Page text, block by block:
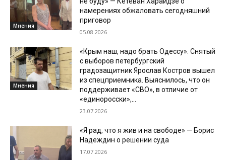
Мнения
намерениях обжаловать сегодняшний
приговор
05.08.2026
Мнения
«Крым наш, надо брать Одессу». Снятый
с выборов петербургский
градозащитник Ярослав Костров вышел
из спецприемника. Выяснилось, что он
поддерживает «СВО», в отличие от
«единоросски»,...
23.07.2026
«Я рад, что я жив и на свободе» — Борис
Надеждин о решении суда
17.07.2026